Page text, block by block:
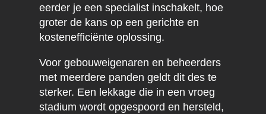
eerder je een specialist inschakelt, hoe
groter de kans op een gerichte en
kostenefficiënte oplossing.
Voor gebouweigenaren en beheerders
met meerdere panden geldt dit des te
sterker. Een lekkage die in een vroeg
stadium wordt opgespoord en hersteld,